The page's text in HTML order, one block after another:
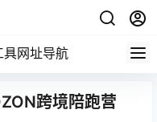
具网址导航
跨境陪跑营